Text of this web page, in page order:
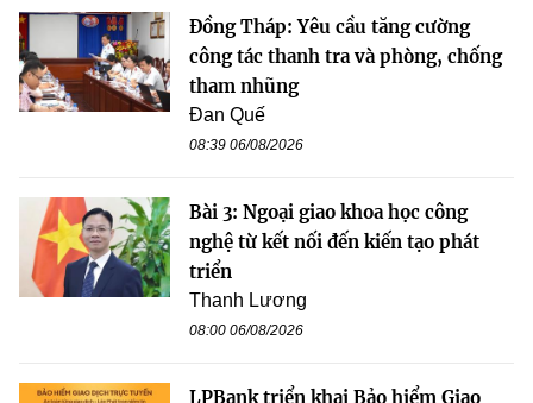
Đồng Tháp: Yêu cầu tăng cường
công tác thanh tra và phòng, chống
tham nhũng
Đan Quế
08:39 06/08/2026
Bài 3: Ngoại giao khoa học công
nghệ từ kết nối đến kiến tạo phát
triển
Thanh Lương
08:00 06/08/2026
LPBank triển khai Bảo hiểm Giao